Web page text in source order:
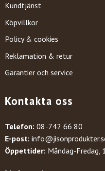
Kundtjänst
Köpvillkor
Policy & cookies
Reklamation & retur
Garantier och service
Kontakta oss
Telefon: 08-742 66 80
E-post:
Öppettider: Måndag-Fredag,